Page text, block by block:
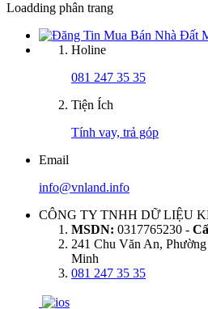
Loadding phân trang
Holine
081 247 35 35
Tiện Ích
Tính vay, trả góp
Email
info@vnland.info
CÔNG TY TNHH DỮ LIỆU
MSDN: 0317765230 -
241 Chu Văn An,
Minh
081 247 35 35